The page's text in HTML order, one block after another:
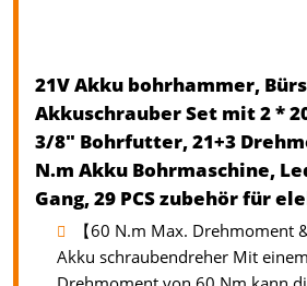
21V Akku bohrhammer,
Akkuschrauber Set mit 2 *
3/8" Bohrfutter, 21+3
N.m Akku Bohrmaschine,
Gang, 29 PCS zubehör für
【60 N.m Max. Drehmoment
Akku schraubendreher Mit